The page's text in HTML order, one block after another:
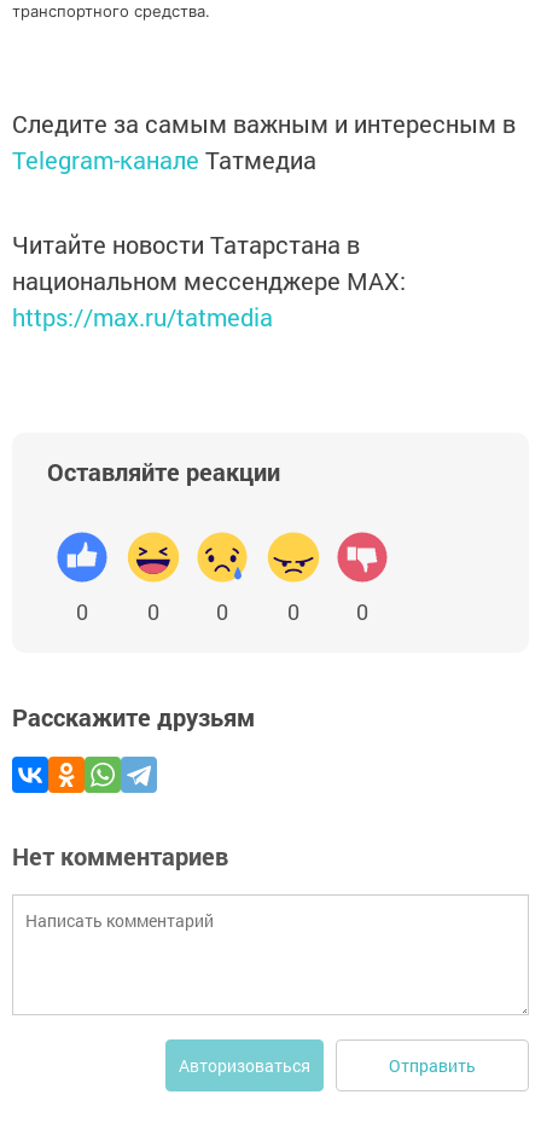
транспортного средства.
Следите за самым важным и интересным в
Telegram-канале Татмедиа
Читайте новости Татарстана в
национальном мессенджере MАХ:
https://max.ru/tatmedia
Оставляйте реакции
0 0 0 0 0
Расскажите друзьям
Нет комментариев
Авторизоваться Отправить